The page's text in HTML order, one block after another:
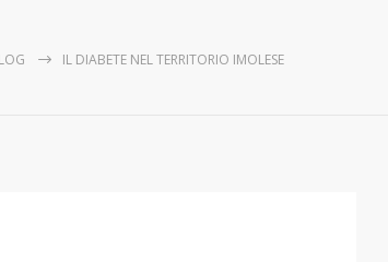
IL DIABETE NEL TERRITORIO IMOLESE